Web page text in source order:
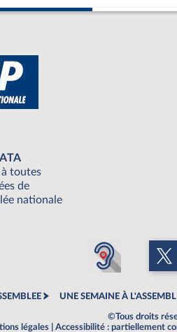
toutes
de
nationale
UNE SEMAINE À
©Tous droits
légales
Accessibilité : partiellement